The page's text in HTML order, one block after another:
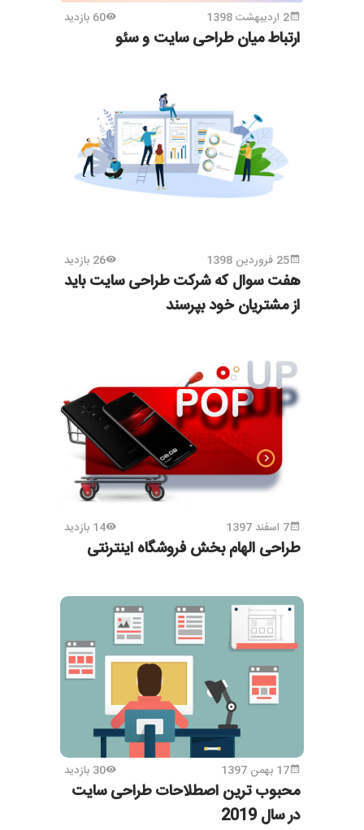
2 اردیبهشت 1398 60 بازدید
ارتباط میان طراحی سایت و سئو
25 فروردین 1398 26 بازدید
هفت سوال که شرکت‌ طراحی سایت باید
از مشتریان خود بپرسند
7 اسفند 1397 14 بازدید
طراحی الهام بخش فروشگاه اینترنتی
17 بهمن 1397 30 بازدید
محبوب ترین اصطلاحات طراحی سایت
در سال 2019